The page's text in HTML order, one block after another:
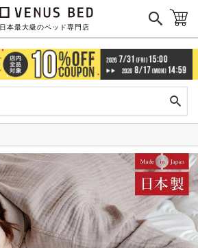
日本最大級のベッド専門店